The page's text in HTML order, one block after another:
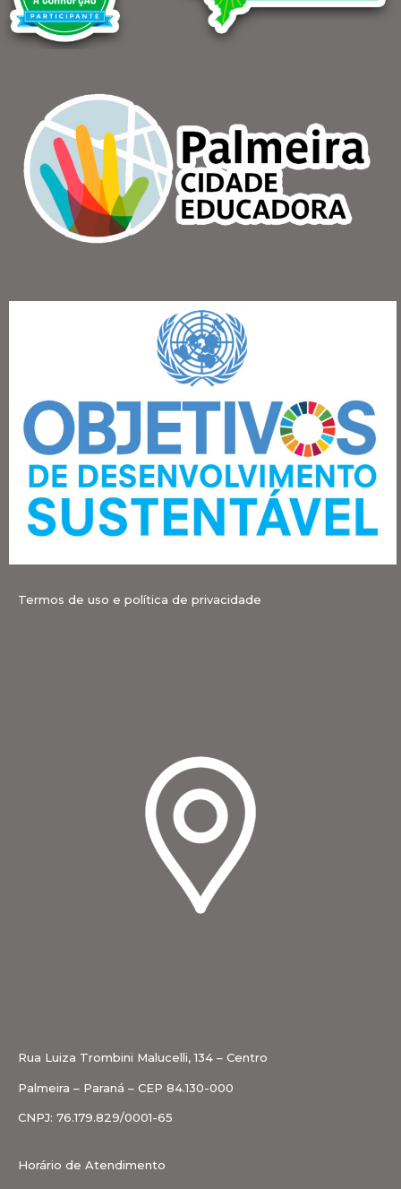
Termos de uso e política de privacidade
Rua Luiza Trombini Malucelli, 134 – Centro
Palmeira – Paraná – CEP 84.130-000
CNPJ: 76.179.829/0001-65
Horário de Atendimento